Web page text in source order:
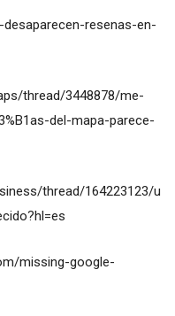
resenas-en-
thread/3448878/me-
del-mapa-parece-
thread/164223123/u
missing-google-